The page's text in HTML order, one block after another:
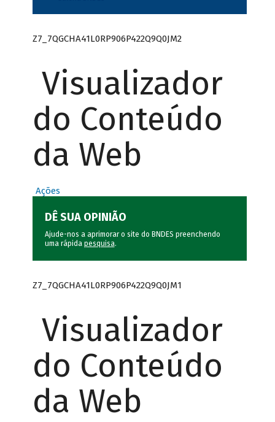
Z7_7QGCHA41L0RP906P422Q9Q0JM2
Visualizador
do Conteúdo
da Web
Ações
DÊ SUA OPINIÃO
Ajude-nos a aprimorar o site do BNDES preenchendo
uma rápida pesquisa.
Z7_7QGCHA41L0RP906P422Q9Q0JM1
Visualizador
do Conteúdo
da Web